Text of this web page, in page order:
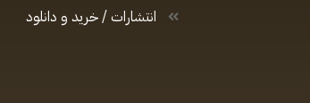
انتشارات / خرید و دانلود